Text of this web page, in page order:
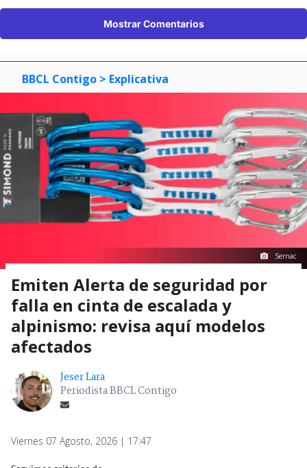
Mostrar Comentarios
BBCL Contigo > Explicativa
Sernac
Emiten Alerta de seguridad por
falla en cinta de escalada y
alpinismo: revisa aquí modelos
afectados
Jeser Lara
Periodista BBCL Contigo
Viernes 07 Agosto, 2026 | 17:47